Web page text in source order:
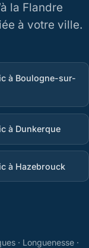
la Flandre
à votre ville.
à Boulogne-sur-
à Dunkerque
à Hazebrouck
· Longuenesse ·